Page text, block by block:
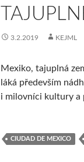
3.2.2019 KEJML
Mexiko, tajuplná
láká především ná
i milovníci kultury a
CIUDAD DE MEXICO